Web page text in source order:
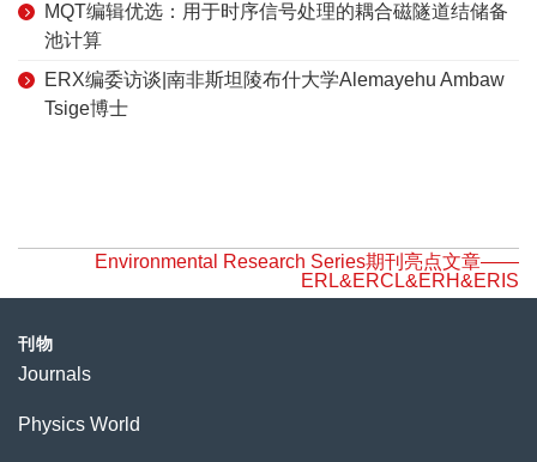
MQT编辑优选：用于时序信号处理的耦合磁隧道结储备
池计算
ERX编委访谈|南非斯坦陵布什大学Alemayehu Ambaw
Tsige博士
Environmental Research Series期刊亮点文章——
ERL&ERCL&ERH&ERIS
刊物
Journals
Physics World